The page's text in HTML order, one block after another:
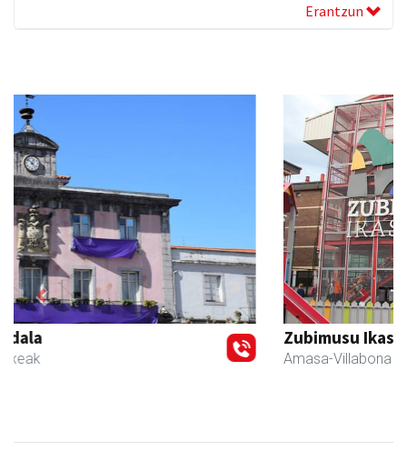
Erantzun
Zubimusu Ikastola
Amasa-Villabona
Previous Next